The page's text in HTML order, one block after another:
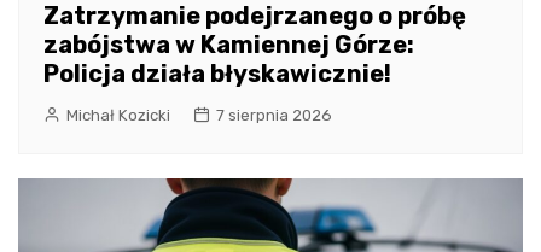
Zatrzymanie podejrzanego o próbę
zabójstwa w Kamiennej Górze:
Policja działa błyskawicznie!
Michał Kozicki 7 sierpnia 2026